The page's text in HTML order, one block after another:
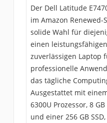
Der Dell Latitude
im Amazon Renewed-
solide Wahl für
einen
zuverlässigen Laptop
professionelle
das tägliche
Ausgestattet mit
6300U Prozessor, 8 GB
und einer 256 GB